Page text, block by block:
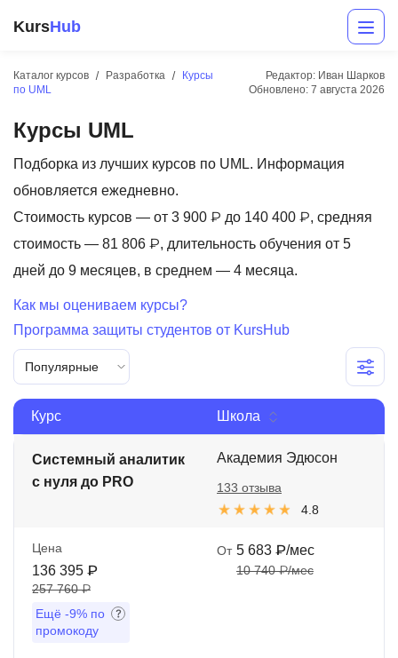
KursHub
Каталог курсов Разработка
Курсы
по UML
Редактор: Иван Шарков
Обновлено: 7 августа 2026
Курсы UML
Подборка из лучших курсов по UML. Информация
обновляется ежедневно.
Стоимость курсов — от 3 900 ₽ до 140 400 ₽, средняя
стоимость — 81 806 ₽, длительность обучения от 5
дней до 9 месяцев, в среднем — 4 месяца.
Как мы оцениваем курсы?
Программа защиты студентов от KursHub
Популярные
Курс Школа
Системный аналитик
с нуля до PRO
Академия Эдюсон
4.8
133 отзыва
Цена
136 395 ₽
257 760 ₽
Ещё -9% по
промокоду
От 5 683 ₽/мес
10 740 ₽/мес
Разработка
Маркетинг
Дизайн
Аналитика
Менеджмент
Иностранные языки
Soft Skills
ДПО
Акции и промокоды
Рейтинг онлайн-школ